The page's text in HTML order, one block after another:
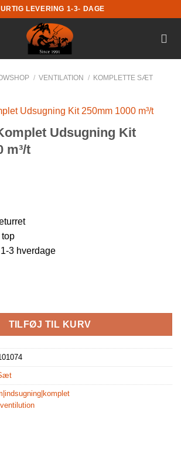
LEVERING 1-3- DAGE
/ VENTILATION / KOMPLETTE SÆT
Udsugning Kit
m³/t
top
3 hverdage
Udsugning Kit 250mm 1000 m³/t antal
TILFØJ TIL KURV